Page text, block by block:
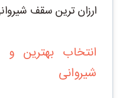
ارزان ترین سقف
انتخاب بهترین
شیروانی